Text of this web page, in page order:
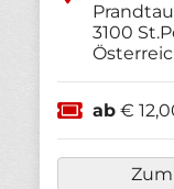
3100
ab €